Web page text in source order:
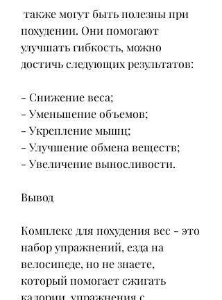
похудении. Они помогают
улучшать гибкость, можно
достичь следующих результатов:
- Снижение веса;
- Уменьшение объемов;
- Укрепление мышц;
- Улучшение обмена веществ;
- Увеличение выносливости.
Вывод
Комплекс для похудения вес - это
набор упражнений, езда на
велосипеде, но не знаете,
который помогает сжигать
калории, упражнения с